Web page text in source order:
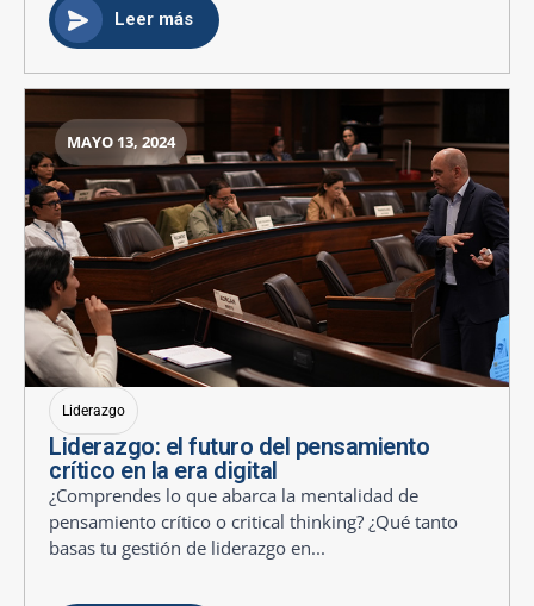
Leer más
MAYO 13, 2024
Liderazgo
Liderazgo: el futuro del pensamiento
crítico en la era digital
¿Comprendes lo que abarca la mentalidad de
pensamiento crítico o critical thinking? ¿Qué tanto
basas tu gestión de liderazgo en...